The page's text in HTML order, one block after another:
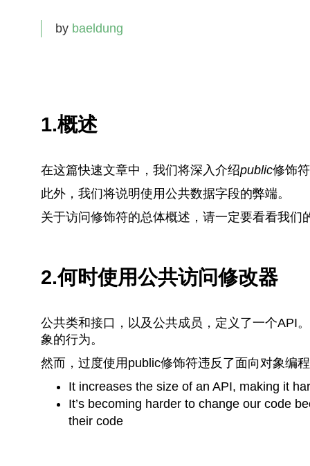
by baeldung
1.概述
在这篇快速文章中，我们将深入介绍public修饰
此外，我们将说明使用公共数据字段的弊端。
关于访问修饰符的总体概述，请一定要看看我们
2.何时使用公共访问修改器
公共类和接口，以及公共成员，定义了一个API
象的行为。
然而，过度使用public修饰符违反了面向对象编
It increases the size of an API, making it
It’s becoming harder to change our code
their code